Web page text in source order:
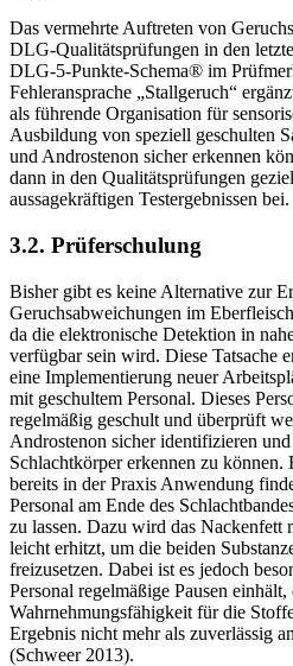
Das vermehrte Auftreten von
DLG-Qualitätsprüfungen in den
DLG-5-Punkte-Schema® im
Fehleransprache „Stallgeruch“
als führende Organisation für
Ausbildung von speziell geschulten
und Androstenon sicher erkennen
dann in den Qualitätsprüfungen
aussagekräftigen Testergebnissen bei.
3.2. Prüferschulung
Bisher gibt es keine Alternative zur
Geruchsabweichungen im
da die elektronische Detektion in
verfügbar sein wird. Diese Tatsache
eine Implementierung neuer
mit geschultem Personal. Dieses
regelmäßig geschult und überprüft
Androstenon sicher identifizieren
Schlachtkörper erkennen zu
bereits in der Praxis Anwendung
Personal am Ende des
zu lassen. Dazu wird das Nackenfett
leicht erhitzt, um die beiden
freizusetzen. Dabei ist es jedoch
Personal regelmäßige Pausen einhält,
Wahrnehmungsfähigkeit für die
Ergebnis nicht mehr als zuverlässig
(Schweer 2013).